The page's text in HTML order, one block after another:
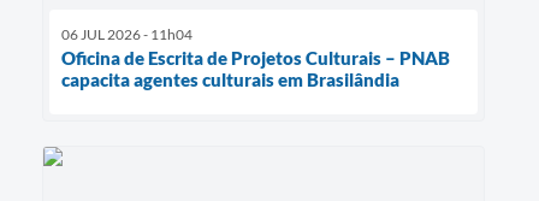
06 JUL 2026 - 11h04
Oficina de Escrita de Projetos Culturais – PNAB
capacita agentes culturais em Brasilândia